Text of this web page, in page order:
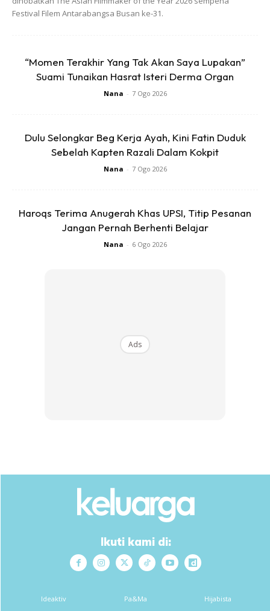
1. Isi dasar gelas dengan batu-batu atau manik.
2. Kemudian letakkan (tegak) 1 cotton bud dibagian tengah.
3. Kemudian isi air, kira-kira setengah gelas.
4. Setelah itu isi minyak goreng bahagian atas sampai
sedikit mengenai kapas di cotton bud.
5. Nyalakan guna mancis atau lighter,
Festival Filem Antarabangsa Busan ke-31.
“Momen Terakhir Yang Tak Akan Saya Lupakan”
Suami Tunaikan Hasrat Isteri Derma Organ
Nana - 7 Ogo 2026
Dulu Selongkar Beg Kerja Ayah, Kini Fatin Duduk
Sebelah Kapten Razali Dalam Kokpit
Nana - 7 Ogo 2026
Haroqs Terima Anugerah Khas UPSI, Titip Pesanan
Jangan Pernah Berhenti Belajar
Nana - 6 Ogo 2026
Ads
Ikuti kami di:
Ideaktiv Pa&Ma Hijabista